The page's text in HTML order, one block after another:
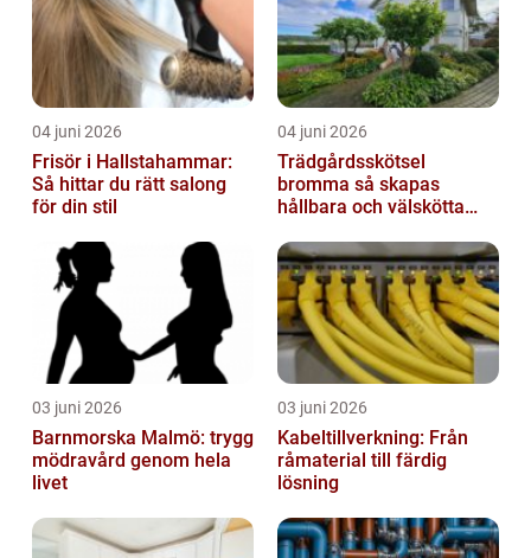
04 juni 2026
Frisör i Hallstahammar:
Så hittar du rätt salong
för din stil
04 juni 2026
Trädgårdsskötsel
bromma så skapas
hållbara och välskötta
03 juni 2026
Barnmorska Malmö: trygg
mödravård genom hela
livet
03 juni 2026
Kabeltillverkning: Från
råmaterial till färdig
lösning